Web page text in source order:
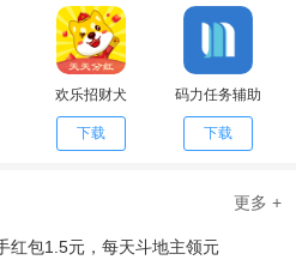
欢乐招财犬
下载
码力任务辅助
下载
更多 +
红包1.5元，每天斗地主领元